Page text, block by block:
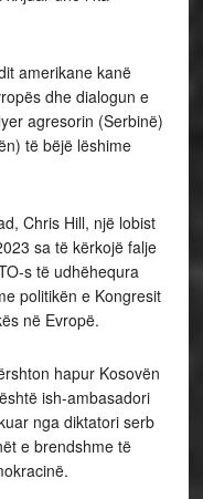
amerikane kanë
dhe dialogun e
agresorin (Serbinë)
të bëjë lëshime
Chris Hill, një lobist
sa të kërkojë falje
s të udhëhequra
politikën e Kongresit
në Evropë.
hapur Kosovën
ish-ambasadori
nga diktatori serb
e brendshme të